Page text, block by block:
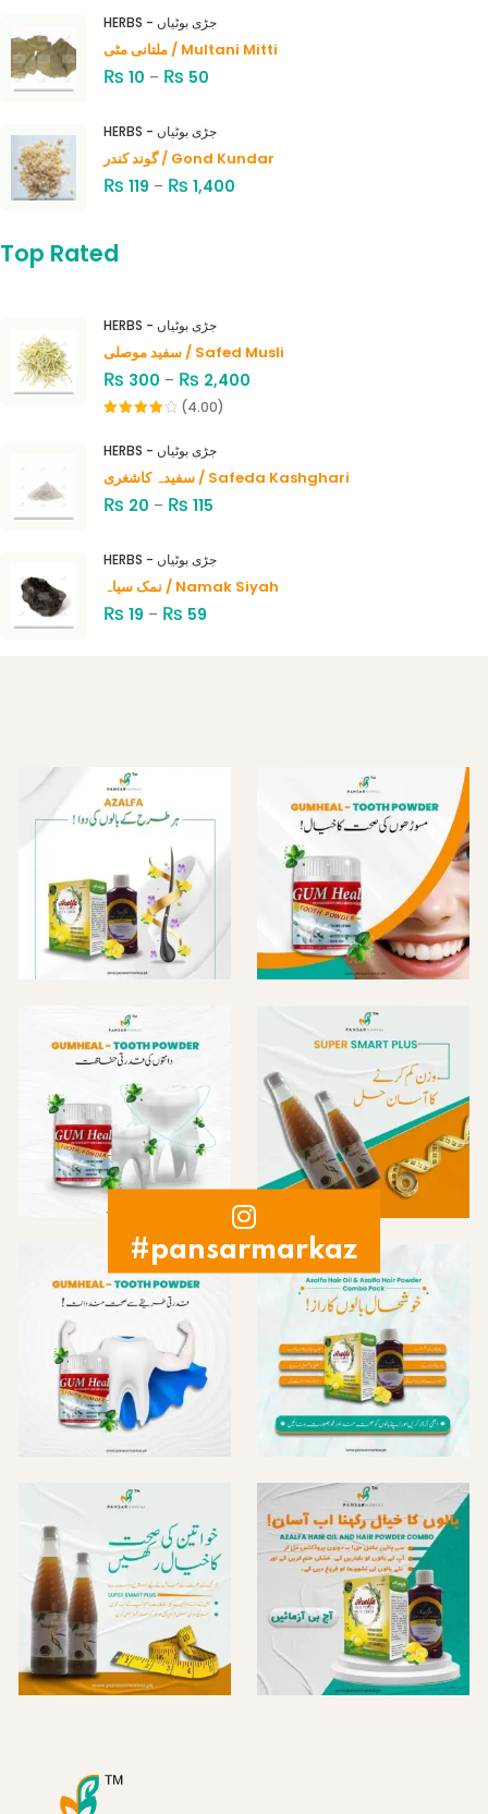
HERBS - جڑی بوٹیاں
ملتانی مٹی / Multani Mitti
₨ 10 – ₨ 50
HERBS - جڑی بوٹیاں
گوند کندر / Gond Kundar
₨ 119 – ₨ 1,400
Top Rated
HERBS - جڑی بوٹیاں
سفید موصلی / Safed Musli
₨ 300 – ₨ 2,400
of 5
(4.00)
HERBS - جڑی بوٹیاں
سفیدہ کاشغری / Safeda Kashghari
₨ 20 – ₨ 115
HERBS - جڑی بوٹیاں
نمک سیاہ / Namak Siyah
₨ 19 – ₨ 59
#pansarmarkaz